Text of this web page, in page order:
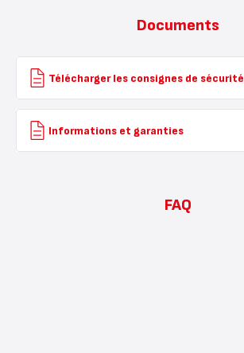
Documents
Télécharger les consignes de sécurité
Informations et garanties
FAQ